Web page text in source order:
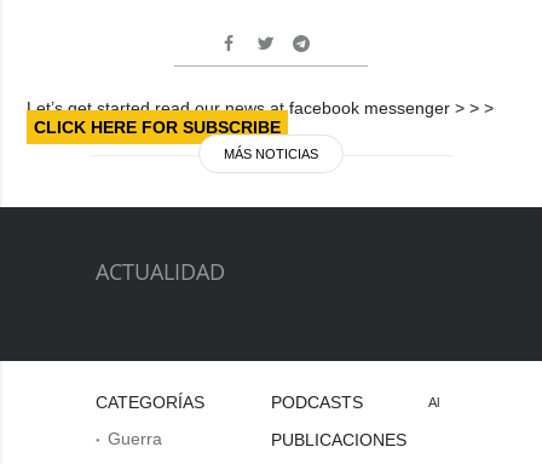
Let’s get started read our news at facebook messenger > > >
CLICK HERE FOR SUBSCRIBE
MÁS NOTICIAS
ACTUALIDAD
CATEGORÍAS
Guerra
PODCASTS
PUBLICACIONES
Al